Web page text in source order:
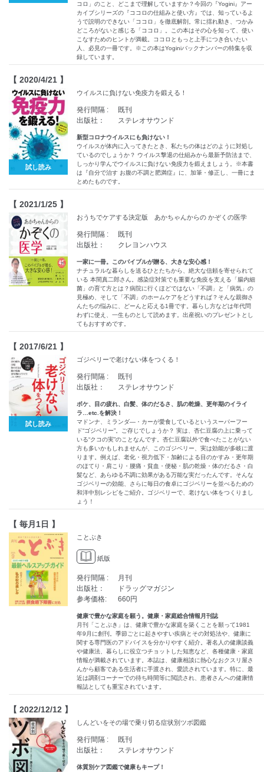
コロ」のこと、どこまで理解していますか？今回の『Yogini』アー
カイブシリーズの『ココロの仕組みと使い方』では、知っているよ
うで説明のできない「ココロ」を徹底解剖。常に揺れ動き、つかみ
どころがないと感じる「ココロ」。この本はその心を知って、使い
こなすためのヒントが満載。ココロともっと上手につき合いたい
人、必見の一冊です。※この本はYoginiバックナンバーの特集を収
録しています。
【 2020/4/21 】
試し読み
ウイルスに負けない免疫力を鍛える！
発行間隔 :
既刊
出版社：
ステレオサウンド
新型コロナウイルスにも負けない！
ウイルスが体内に入ってきたとき、私たちの体はどのように対処し
ているのでしょうか？ ウイルス撃退の仕組みから最新予防法まで、
しっかり学んでウイルスに負けない免疫力を鍛えましょう。※本書
は『自分で治す お腹の不調と肥満症』に、加筆・修正し、一冊にま
とめたものです。
【 2021/1/25 】
おうちでケアする決定版 あかちゃんからの かぞくの医学
発行間隔 :
既刊
出版社：
クレヨンハウス
一家に一冊。このバイブルが贈る、大きな安心感！
ナチュラルな暮らしを送るひとたちから、絶大な信頼を寄せられて
いる 本間真二郎さん。感染症対策でも重要な免疫を支える「腸内細
菌」の育て方とは？病院に行くほどではない「不調」と「病気」の
見極め、そして「不調」のホームケアをどうすれば？そんな親御さ
んたちの悩みに、どーんと応える1冊です。暮らし方などは年代問
わずに使え、一生ものとして読めます。出産祝いのプレゼントとし
てもおすすめです。
【 2017/6/21 】
試し読み
ゴジベリーで老けない体をつくる！
発行間隔 :
既刊
出版社：
ステレオサウンド
ボケ、目の疲れ、白髪、体のだるさ、肌の乾燥、更年期のイライ
ラ…etc.を解決！
マドンナ、ミランダ―・カーが愛食しているというスーパーフー
ド“ゴジベリー”。ご存じでしょうか？ 実は、杏仁豆腐の上に乗って
いる“クコの実”のことなんです。杏仁豆腐以外で食べたことがない
方も多いかもしれませんが、このゴジベリー、実は効能が多岐に渡
ります。例えば、老化・視力低下・加齢による目のかすみ・更年期
のほてり・肩こり・腰痛・貧血・便秘・肌の乾燥・体のだるさ・白
髪など、あらゆる不調に効果がある万能な実だったんです。そんな
ゴジベリーの効能、さらに毎日の食卓にゴジベリーを並べるための
和洋中別レシピをご紹介。ゴジベリーで、老けない体をつくりまし
ょう！
【 毎月1日 】
ことぶき
紙版
発行間隔 :
月刊
出版社：
ドラッグマガジン
参考価格:
660円
健康で豊かな家庭を願う。健康・家庭総合情報月刊誌
月刊「ことぶき」は、健康で豊かな家庭を築くことを願って1981
年9月に創刊。季節ごとに起きやすい疾病とその対処法や、健康に
関する専門医のアドバイスを分かりやすく紹介。著名人の健康談義
や健康法、暮らしに役立つチョットした知恵など、各種健康・家庭
情報が満載されています。本誌は、健康相談に熱心なおクスリ屋さ
んから顧客である生活者に手渡され、愛読されています。特に、最
近は調剤コーナーでの待ち時間等に閲読され、患者さんへの健康情
報誌としても重宝されています。
【 2022/12/12 】
しんどいをその場で乗り切る症状別ツボ図鑑
発行間隔 :
既刊
出版社：
ステレオサウンド
体質別ケア図鑑で健康もキープ！